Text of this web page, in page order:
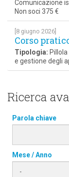
Comunicazione
Non soci 375 €
[8 giugno 2026]
Corso
Tipologia:
e gestione degli
Ricerca
Parola chiave
Mese / Anno